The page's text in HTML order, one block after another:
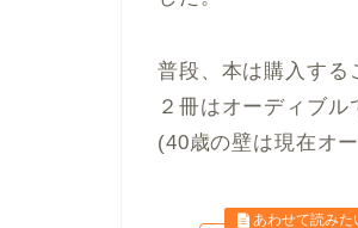
普段、本は購入する
２冊はオーディブル
(40歳の壁は現在オ